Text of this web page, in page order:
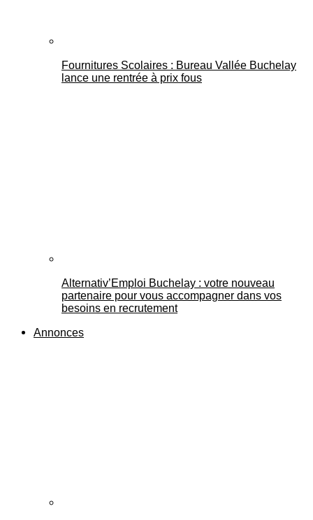
Fournitures Scolaires : Bureau Vallée Buchelay
lance une rentrée à prix fous
Alternativ’Emploi Buchelay : votre nouveau
partenaire pour vous accompagner dans vos
besoins en recrutement
Annonces